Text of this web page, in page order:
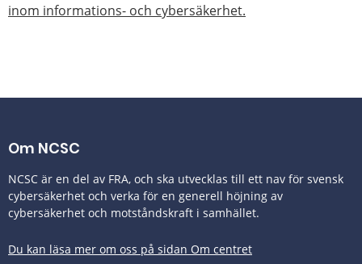
inom informations- och cybersäkerhet.
Om NCSC
NCSC är en del av FRA, och ska utvecklas till ett nav för svensk
cybersäkerhet och verka för en generell höjning av
cybersäkerhet och motståndskraft i samhället.
Du kan läsa mer om oss på sidan Om centret